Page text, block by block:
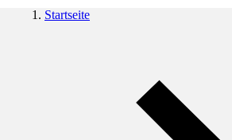
Startseite